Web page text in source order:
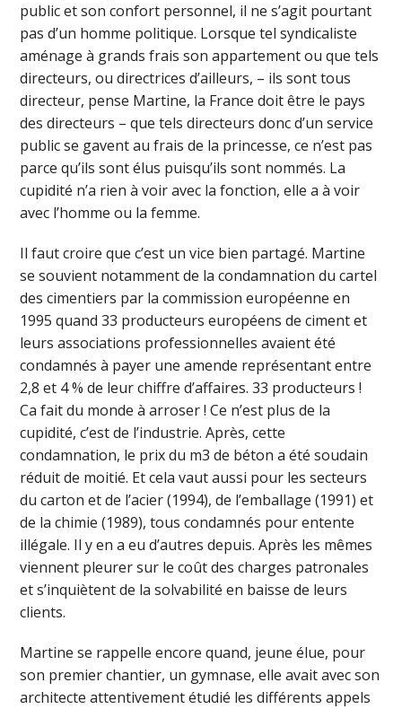
public et son confort personnel, il ne s’agit pourtant
pas d’un homme politique. Lorsque tel syndicaliste
aménage à grands frais son appartement ou que tels
directeurs, ou directrices d’ailleurs, – ils sont tous
directeur, pense Martine, la France doit être le pays
des directeurs – que tels directeurs donc d’un service
public se gavent au frais de la princesse, ce n’est pas
parce qu’ils sont élus puisqu’ils sont nommés. La
cupidité n’a rien à voir avec la fonction, elle a à voir
avec l’homme ou la femme.
Il faut croire que c’est un vice bien partagé. Martine
se souvient notamment de la condamnation du cartel
des cimentiers par la commission européenne en
1995 quand 33 producteurs européens de ciment et
leurs associations professionnelles avaient été
condamnés à payer une amende représentant entre
2,8 et 4 % de leur chiffre d’affaires. 33 producteurs !
Ca fait du monde à arroser ! Ce n’est plus de la
cupidité, c’est de l’industrie. Après, cette
condamnation, le prix du m3 de béton a été soudain
réduit de moitié. Et cela vaut aussi pour les secteurs
du carton et de l’acier (1994), de l’emballage (1991) et
de la chimie (1989), tous condamnés pour entente
illégale. Il y en a eu d’autres depuis. Après les mêmes
viennent pleurer sur le coût des charges patronales
et s’inquiètent de la solvabilité en baisse de leurs
clients.
Martine se rappelle encore quand, jeune élue, pour
son premier chantier, un gymnase, elle avait avec son
architecte attentivement étudié les différents appels